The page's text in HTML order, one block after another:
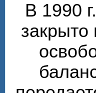
В 1990
закрыто